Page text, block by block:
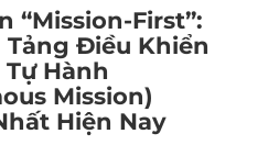
“Mission-First”:
Tảng Điều Khiển
Hành
Mission)
Hiện Nay